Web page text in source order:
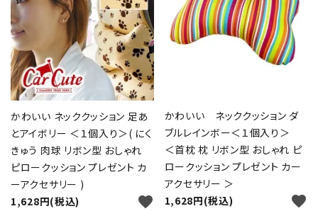
かわいい ネッククッション 足あ
とアイボリー ＜１個入り＞( にく
きゅう 肉球 リボン型 おしゃれ
ピロークッション プレゼント カ
ーアクセサリー )
1,628円(税込)
favorite
かわいい ネッククッション ダ
ブルレインボー＜１個入り＞
＜首枕 枕 リボン型 おしゃれ ピ
ロークッション プレゼント カー
アクセサリー ＞
1,628円(税込)
favorite